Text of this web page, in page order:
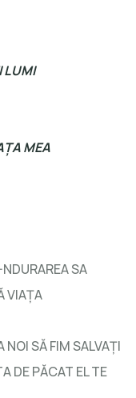
LUMI
MEA
SA
VIAŢA
NOI SĂ FIM SALVAŢI
DE PĂCAT EL TE